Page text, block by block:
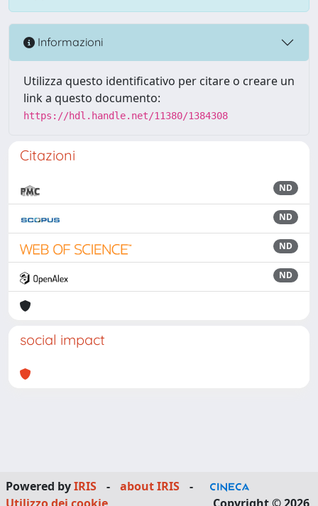
Informazioni
Utilizza questo identificativo per citare o creare un
link a questo documento:
https://hdl.handle.net/11380/1384308
Citazioni
ND
ND
ND
ND
social impact
Powered byIRIS - about IRIS
-